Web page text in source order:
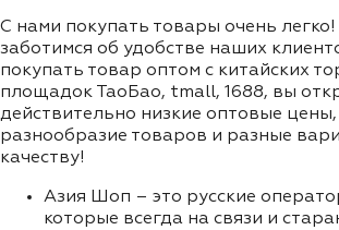
С нами покупать товары очень
заботимся об удобстве наших
покупать товар оптом с китайских
площадок ТаоБао, tmall, 1688, вы
действительно низкие оптовые цены,
разнообразие товаров и разные
качеству!
Азия Шоп – это русские
которые всегда на связи и